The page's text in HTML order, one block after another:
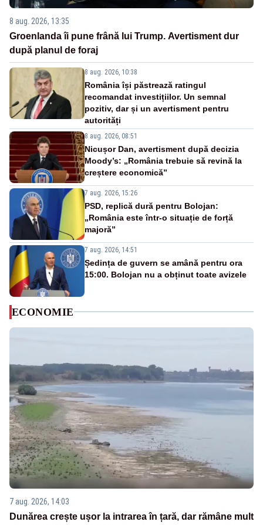
8 aug. 2026, 13:35
Groenlanda îi pune frână lui Trump. Avertisment dur
după planul de foraj
8 aug. 2026, 10:38
România își păstrează ratingul
recomandat investițiilor. Un semnal
pozitiv, dar și un avertisment pentru
autorități
8 aug. 2026, 08:51
Nicușor Dan, avertisment după decizia
Moody’s: „România trebuie să revină la
creștere economică”
7 aug. 2026, 15:26
PSD, replică dură pentru Bolojan:
„România este într-o situație de forță
majoră”
7 aug. 2026, 14:51
Ședința de guvern se amână pentru ora
15:00. Bolojan nu a obținut toate avizele
ECONOMIE
7 aug. 2026, 14:03
Dunărea crește ușor la intrarea în țară, dar rămâne mult